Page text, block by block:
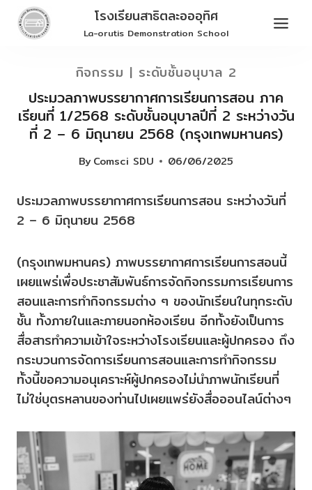
Skip
โรงเรียนสาธิตละอออุทิศ
La-orutis Demonstration School
กิจกรรม | ระดับชั้นอนุบาล 2
ประมวลภาพบรรยากาศการเรียนการสอน ภาค
เรียนที่ 1/2568 ระดับชั้นอนุบาลปีที่ 2 ระหว่างวัน
ที่ 2 – 6 มิถุนายน 2568 (กรุงเทพมหานคร)
ByComsci SDU 06/06/2025
ประมวลภาพบรรยากาศการเรียนการสอน ระหว่างวันที่
2 – 6 มิถุนายน 2568
(กรุงเทพมหานคร) ภาพบรรยากาศการเรียนการสอนนี้
เผยแพร่เพื่อประชาสัมพันธ์การจัดกิจกรรมการเรียนการ
สอนและการทำกิจกรรมต่าง ๆ ของนักเรียนในทุกระดับ
ชั้น ทั้งภายในและภายนอกห้องเรียน อีกทั้งยังเป็นการ
สื่อสารทำความเข้าใจระหว่างโรงเรียนและผู้ปกครอง ถึง
กระบวนการจัดการเรียนการสอนและการทำกิจกรรม
ทั้งนี้ขอความอนุเคราะห์ผู้ปกครองไม่นำภาพนักเรียนที่
ไม่ใช่บุตรหลานของท่านไปเผยแพร่ยังสื่อออนไลน์ต่างๆ